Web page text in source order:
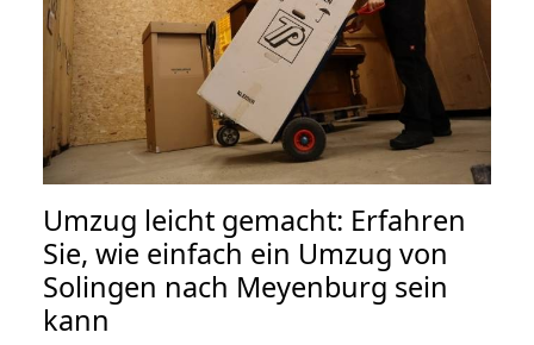
Umzug leicht gemacht: Erfahren
Sie, wie einfach ein Umzug von
Solingen nach Meyenburg sein
kann